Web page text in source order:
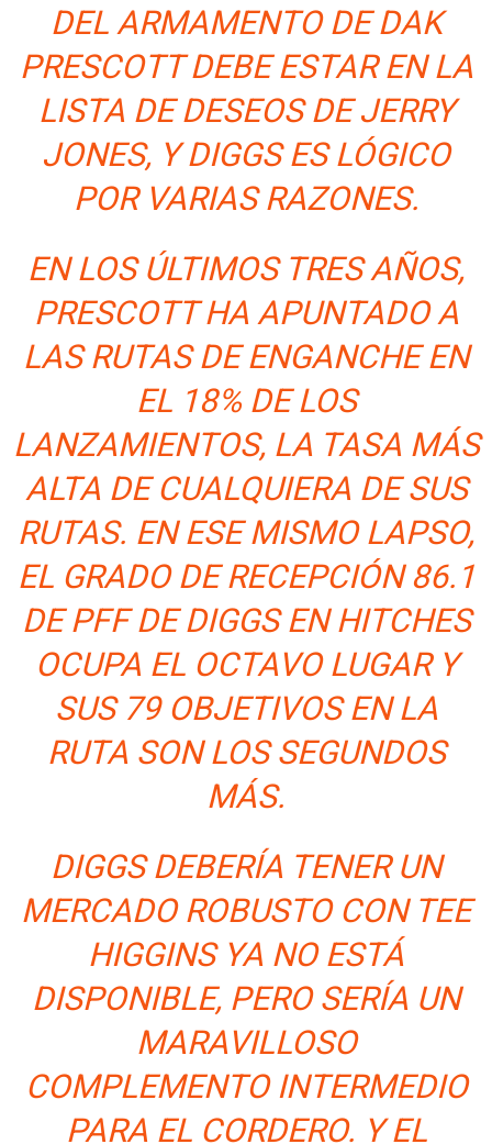
DEL ARMAMENTO DE DAK
PRESCOTT DEBE ESTAR EN LA
LISTA DE DESEOS DE JERRY
JONES, Y DIGGS ES LÓGICO
POR VARIAS RAZONES.
EN LOS ÚLTIMOS TRES AÑOS,
PRESCOTT HA APUNTADO A
LAS RUTAS DE ENGANCHE EN
EL 18% DE LOS
LANZAMIENTOS, LA TASA MÁS
ALTA DE CUALQUIERA DE SUS
RUTAS. EN ESE MISMO LAPSO,
EL GRADO DE RECEPCIÓN 86.1
DE PFF DE DIGGS EN HITCHES
OCUPA EL OCTAVO LUGAR Y
SUS 79 OBJETIVOS EN LA
RUTA SON LOS SEGUNDOS
MÁS.
DIGGS DEBERÍA TENER UN
MERCADO ROBUSTO CON TEE
HIGGINS YA NO ESTÁ
DISPONIBLE, PERO SERÍA UN
MARAVILLOSO
COMPLEMENTO INTERMEDIO
PARA EL CORDERO. Y EL